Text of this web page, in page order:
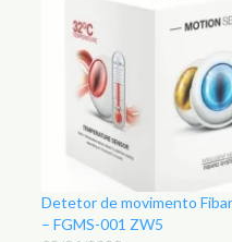
Detetor de movimento
– FGMS-001 ZW5